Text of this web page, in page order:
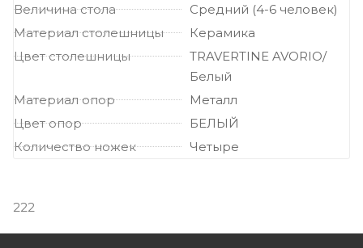
Величина стола
Средний (4-6 человек)
Материал столешницы
Керамика
Цвет столешницы
TRAVERTINE AVORIO/
Белый
Материал опор
Металл
Цвет опор
БЕЛЫЙ
Количество ножек
Четыре
222